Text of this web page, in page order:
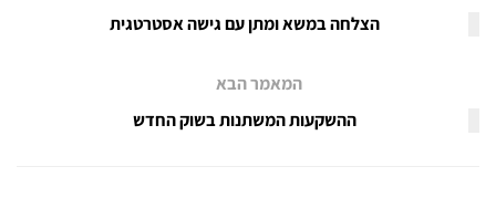
הצלחה במשא ומתן עם גישה אסטרטגית
המאמר הבא
ההשקעות המשתנות בשוק החדש